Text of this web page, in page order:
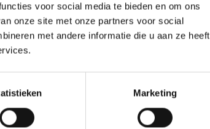
voor social media te bieden en om ons
onze site met onze partners voor social
met andere informatie die u aan ze heeft
Marketing